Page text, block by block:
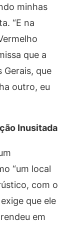
minhas
“E na
que a
Gerais, que
outro, eu
Inusitada
“um local
com o
que ele
em